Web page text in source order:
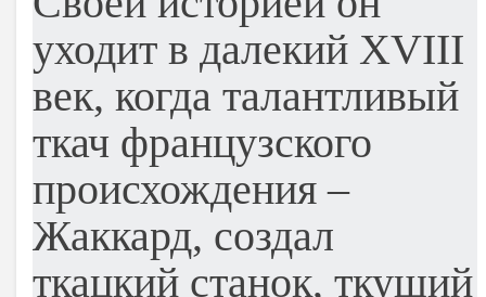
уходит в далекий XVIII
век, когда талантливый
ткач французского
происхождения –
Жаккард, создал
ткацкий станок, ткущий